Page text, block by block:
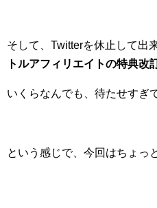
そして、Twitterを休止して出
トルアフィリエイトの特典改
いくらなんでも、待たせすぎ
という感じで、今回はちょっ